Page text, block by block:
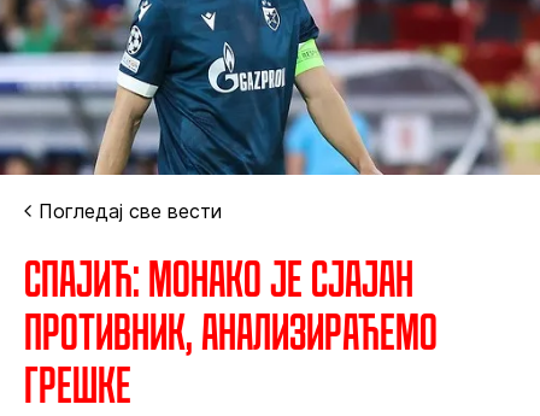
Погледај све вести
Спајић: Монако је сјајан
противник, анализираћемо
грешке